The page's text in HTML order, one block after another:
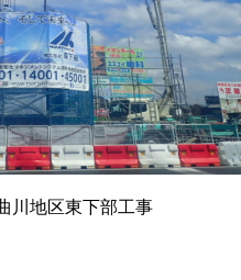
川地区東下部工事